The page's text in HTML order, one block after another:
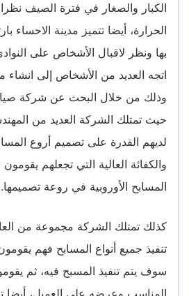
الكبار والصغار في فترة الصيف نظرا
الحرارة، أيضا تتميز مدينة الاحساء
بها ونظر لاقبال الأشخاص على
اتجه العديد من الأشخاص إلى انشاء
وذلك من خلال البحث عن شركة
حيث تمتلك الشركة العديد من
لديهم القدرة على تصميم أروع
والكفائة العالية التي تجعلهم
المسابح الأوروبية في روعة تصميمها.
كذلك تمتلك الشركة مجموعة من
تنفيذ جميع أنواع المسابح فهم
سوف يتم تنفيذ المسبح فيه، ثم
المناسب وعرضه على العميل، أيضا